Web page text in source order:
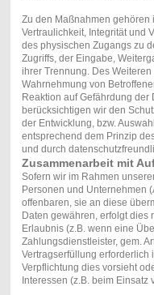
Zu den Maßnahmen
Vertraulichkeit, Integrität und
des physischen Zugangs zu
Zugriffs, der Eingabe,
ihrer Trennung. Des
Wahrnehmung von
Reaktion auf Gefährdung
berücksichtigen wir den
der Entwicklung, bzw.
entsprechend dem Prinzip
und durch
Zusammenarbeit mit
Sofern wir im Rahmen
Personen und Unternehmen
offenbaren, sie an diese
Daten gewähren, erfolgt dies
Erlaubnis (z.B. wenn eine
Zahlungsdienstleister, gem.
Vertragserfüllung erforderlich
Verpflichtung dies vorsieht
Interessen (z.B. beim Einsatz